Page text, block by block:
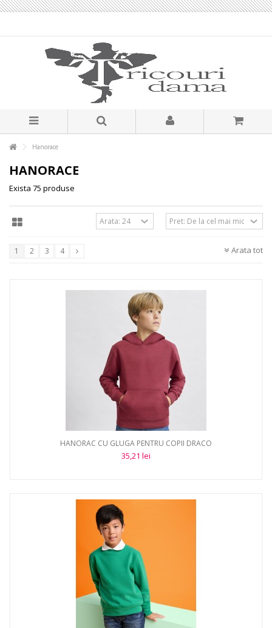
Hanorace
HANORACE
Exista 75 produse
Arata tot
1 2 3 4
HANORAC CU GLUGA PENTRU COPII DRACO
35,21 lei